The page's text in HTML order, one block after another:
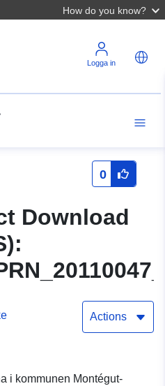
How do you know?
Logga in
0
Download
Actions
i kommunen Montégut-